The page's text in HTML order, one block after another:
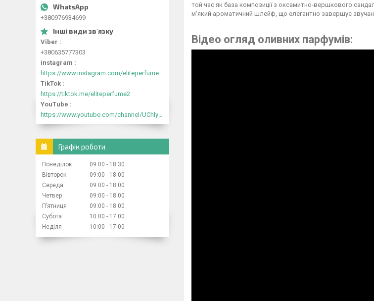
той час як база композиції з оксамитно-вершкового
м'який ароматичний шлейф, що елегантно завершує
Відео огляд оливних парфумів:
+380976934699
Viber
+380635777303
instagram
https://www.instagram.com/eliteperfume2030/
TikTok
https://tiktok.me/eliteperfume2
YouTube
https://www.youtube.com/channel/UChlyrHV155UsxbND9N3hYJA
Графік роботи
Понеділок 09:00
18:30
Вівторок
09:00
18:00
Середа
09:00
18:00
Четвер
09:00
18:00
Пʼятниця
09:00
18:00
Субота
10:00
17:00
Неділя
10:00 17:00